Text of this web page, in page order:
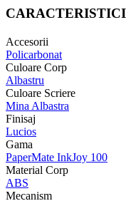
Accesorii
Policarbonat
Culoare Corp
Albastru
Culoare Scriere
Mina Albastra
Finisaj
Lucios
Gama
PaperMate InkJoy 100
Material Corp
ABS
Mecanism